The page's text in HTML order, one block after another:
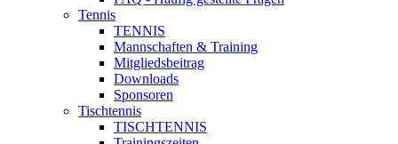
Tennis
TENNIS
Mannschaften & Training
Mitgliedsbeitrag
Downloads
Sponsoren
Tischtennis
TISCHTENNIS